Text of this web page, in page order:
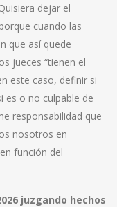
dejar el
cuando las
que así quede
jueces “tienen el
este caso, definir si
es o no culpable de
responsabilidad que
nosotros en
función del
juzgando hechos